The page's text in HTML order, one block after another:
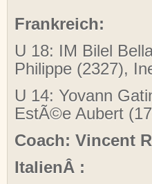
Frankreich:
U 18: IM Bilel
Philippe (2327),
U 14: Yovann
EstÃ©e Aubert
Coach: Vincent
ItalienÂ :